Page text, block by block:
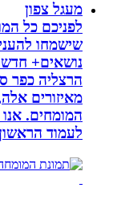
מעגל צפון
לפניכם כל
שישמחו להעניק
נושאים+ חדשות
הרצליה כפר
מאיזורים אלה,
המומחים. אנו
לעמוד הראשון